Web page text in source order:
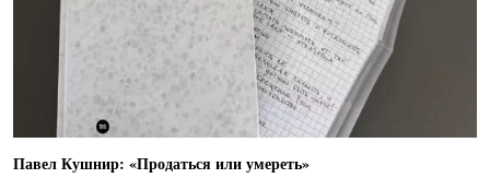
Павел Кушнир: «Продаться или умереть»